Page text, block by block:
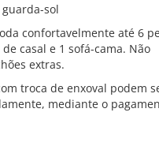
sol
confortavelmente até 6
casal e 1 sofá-cama. Não
extras.
troca de enxoval podem
mediante o